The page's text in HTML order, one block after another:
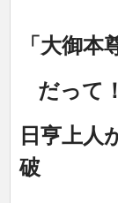
「大御本
だって
日亨上人
破